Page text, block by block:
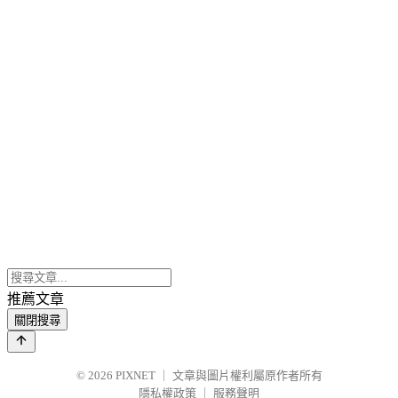
推薦文章
關閉搜尋
© 2026 PIXNET
文章與圖片權利屬原作者所有
隱私權政策
服務聲明